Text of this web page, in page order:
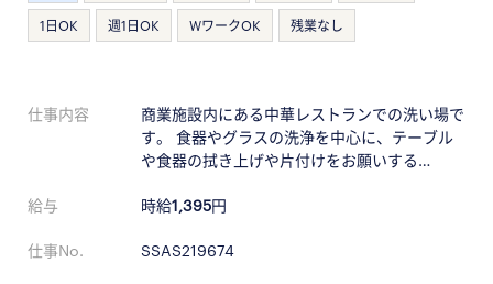
1日OK 週1日OK WワークOK 残業なし
仕事内容
商業施設内にある中華レストランでの洗い場で
す。 食器やグラスの洗浄を中心に、テーブル
や食器の拭き上げや片付けをお願いする…
給与 時給1,395円
仕事No. SSAS219674